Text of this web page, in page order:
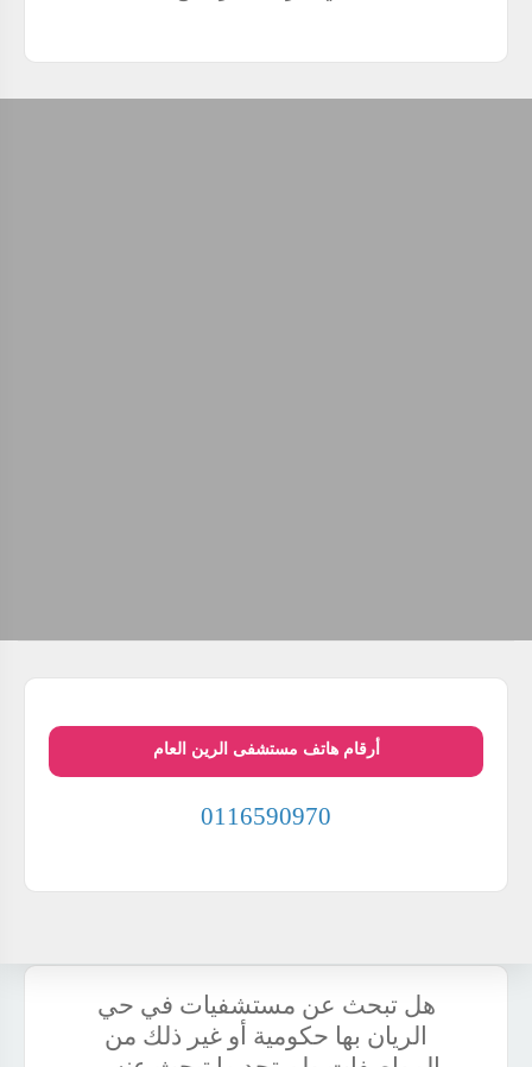
أرقام هاتف مستشفى الرين العام
0116590970
هل تبحث عن مستشفيات في حي
الريان بها حكومية أو غير ذلك من